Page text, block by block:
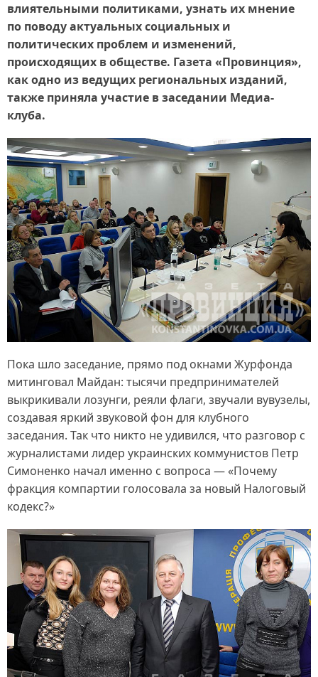
влиятельными политиками, узнать их мнение
по поводу актуальных социальных и
политических проблем и изменений,
происходящих в обществе. Газета «Провинция»,
как одно из ведущих региональных изданий,
также приняла участие в заседании Медиа-
клуба.
Пока шло заседание, прямо под окнами Журфонда
митинговал Майдан: тысячи предпринимателей
выкрикивали лозунги, реяли флаги, звучали вувузелы,
создавая яркий звуковой фон для клубного
заседания. Так что никто не удивился, что разговор с
журналистами лидер украинских коммунистов Петр
Симоненко начал именно с вопроса — «Почему
фракция компартии голосовала за новый Налоговый
кодекс?»